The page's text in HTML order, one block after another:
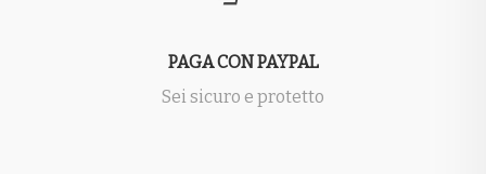
PAGA CON PAYPAL
Sei sicuro e protetto